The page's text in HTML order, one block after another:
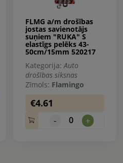
FLMG a/m drošības
jostas savienotājs
suņiem "RUKA" S
elastīgs pelēks 43-
50cm/15mm 520217
Kategorija:Auto
drošības siksnas
Zīmols: Flamingo
€4.61
- 0 +